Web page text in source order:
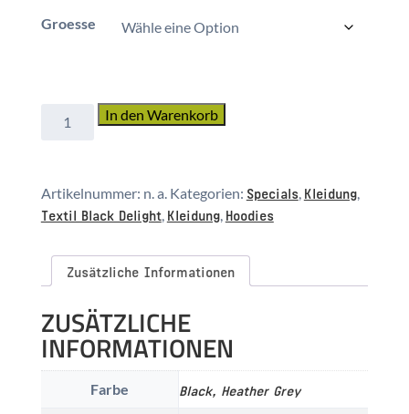
Groesse
In den Warenkorb
Artikelnummer: n. a. Kategorien: Specials, Kleidung,
Textil Black Delight, Kleidung, Hoodies
Zusätzliche Informationen
ZUSÄTZLICHE
INFORMATIONEN
Farbe Black, Heather Grey